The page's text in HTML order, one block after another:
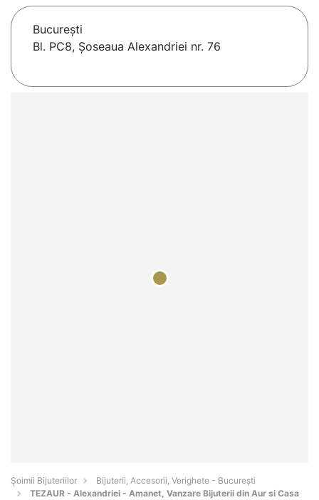
Bucureşti
Bl. PC8, Șoseaua Alexandriei nr. 76
Şoimii Bijuteriilor
Bijuterii, Accesorii, Verighete - Bucureşti
TEZAUR - Alexandriei - Amanet, Vanzare Bijuterii din Aur si Casa